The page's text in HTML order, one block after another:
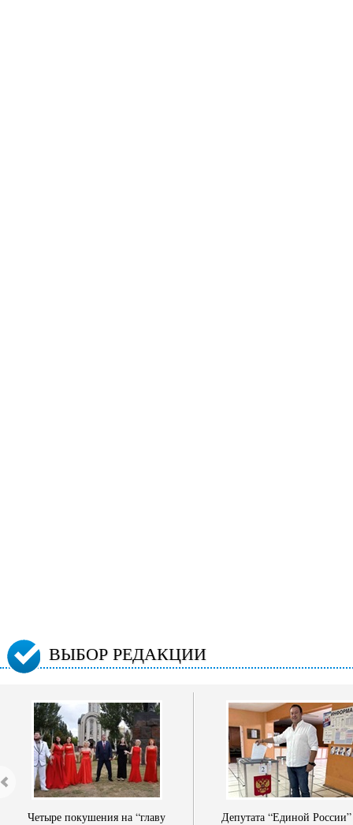
ВЫБОР РЕДАКЦИИ
Четыре покушения на “главу
Депутата “Единой